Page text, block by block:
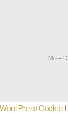
Mo –
WordPress Cookie